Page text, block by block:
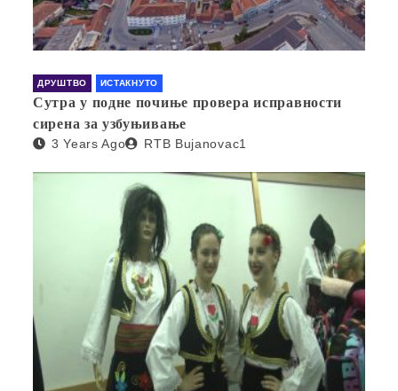
ДРУШТВО ИСТАКНУТО
Сутра у подне почиње провера исправности
сирена за узбуњивање
3 Years Ago RTB Bujanovac1